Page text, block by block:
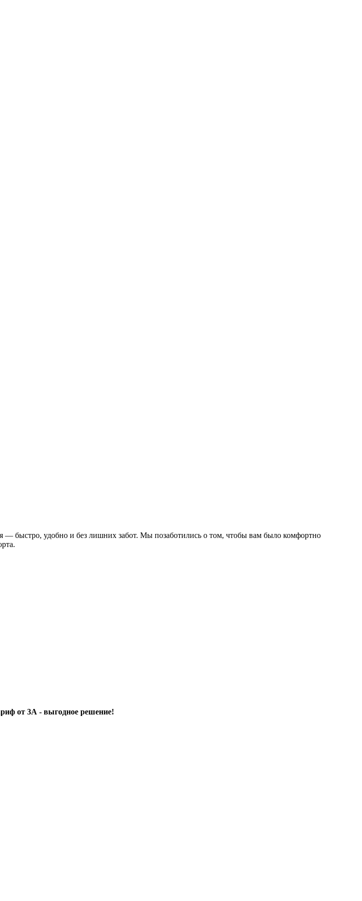
— быстро, удобно и без лишних забот. Мы позаботились о том, чтобы вам было комфортно
от 3А - выгодное решение!